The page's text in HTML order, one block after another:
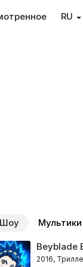
RU
Шоу Мультики
Beyblade
2016,